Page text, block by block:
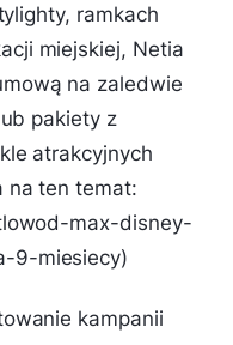
ramkach
miejskiej, Netia
na zaledwie
pakiety z
atrakcyjnych
na ten temat:
max-disney-
9-miesiecy)
kampanii